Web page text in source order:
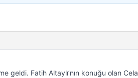
geldi. Fatih Altaylı’nın konuğu olan